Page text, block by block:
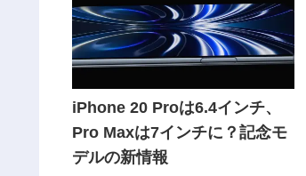
iPhone 20 Proは6.4インチ、
Pro Maxは7インチに？記念モ
デルの新情報